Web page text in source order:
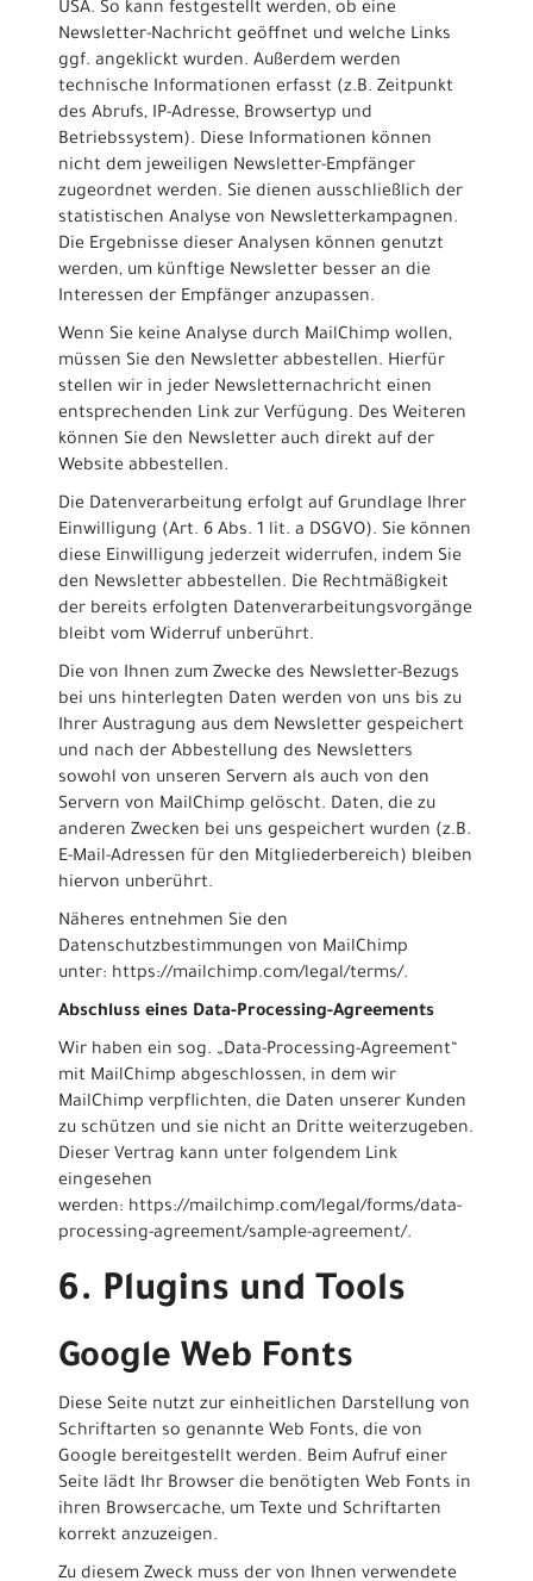
USA. So kann festgestellt werden, ob eine
Newsletter-Nachricht geöffnet und welche Links
ggf. angeklickt wurden. Außerdem werden
technische Informationen erfasst (z.B. Zeitpunkt
des Abrufs, IP-Adresse, Browsertyp und
Betriebssystem). Diese Informationen können
nicht dem jeweiligen Newsletter-Empfänger
zugeordnet werden. Sie dienen ausschließlich der
statistischen Analyse von Newsletterkampagnen.
Die Ergebnisse dieser Analysen können genutzt
werden, um künftige Newsletter besser an die
Interessen der Empfänger anzupassen.
Wenn Sie keine Analyse durch MailChimp wollen,
müssen Sie den Newsletter abbestellen. Hierfür
stellen wir in jeder Newsletternachricht einen
entsprechenden Link zur Verfügung. Des Weiteren
können Sie den Newsletter auch direkt auf der
Website abbestellen.
Die Datenverarbeitung erfolgt auf Grundlage Ihrer
Einwilligung (Art. 6 Abs. 1 lit. a DSGVO). Sie können
diese Einwilligung jederzeit widerrufen, indem Sie
den Newsletter abbestellen. Die Rechtmäßigkeit
der bereits erfolgten Datenverarbeitungsvorgänge
bleibt vom Widerruf unberührt.
Die von Ihnen zum Zwecke des Newsletter-Bezugs
bei uns hinterlegten Daten werden von uns bis zu
Ihrer Austragung aus dem Newsletter gespeichert
und nach der Abbestellung des Newsletters
sowohl von unseren Servern als auch von den
Servern von MailChimp gelöscht. Daten, die zu
anderen Zwecken bei uns gespeichert wurden (z.B.
E-Mail-Adressen für den Mitgliederbereich) bleiben
hiervon unberührt.
Näheres entnehmen Sie den
Datenschutzbestimmungen von MailChimp
unter: https://mailchimp.com/legal/terms/.
Abschluss eines Data-Processing-Agreements
Wir haben ein sog. „Data-Processing-Agreement“
mit MailChimp abgeschlossen, in dem wir
MailChimp verpflichten, die Daten unserer Kunden
zu schützen und sie nicht an Dritte weiterzugeben.
Dieser Vertrag kann unter folgendem Link
eingesehen
werden: https://mailchimp.com/legal/forms/data-
processing-agreement/sample-agreement/.
6. Plugins und Tools
Google Web Fonts
Diese Seite nutzt zur einheitlichen Darstellung von
Schriftarten so genannte Web Fonts, die von
Google bereitgestellt werden. Beim Aufruf einer
Seite lädt Ihr Browser die benötigten Web Fonts in
ihren Browsercache, um Texte und Schriftarten
korrekt anzuzeigen.
Zu diesem Zweck muss der von Ihnen verwendete